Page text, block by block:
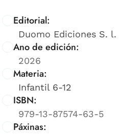
Editorial:
Duomo Ediciones S. l.
Ano de edición:
2026
Materia:
Infantil 6-12
ISBN:
979-13-87574-63-5
Páxinas: